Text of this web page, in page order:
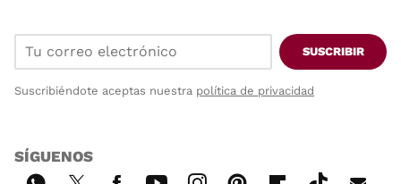
SUSCRIBIR
Suscribiéndote aceptas nuestra política de privacidad
SÍGUENOS